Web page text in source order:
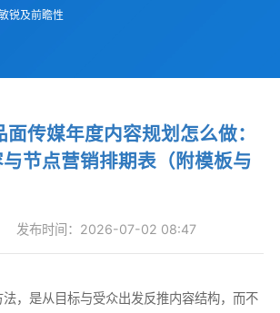
锐及前瞻性
传媒年度内容规划怎么做：
节点营销排期表（附模板与
发布时间：2026-07-02 08:47
，是从目标与受众出发反推内容结构，而不